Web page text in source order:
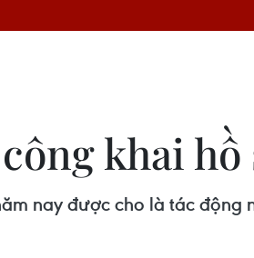
khai hồ
nay được cho là tác